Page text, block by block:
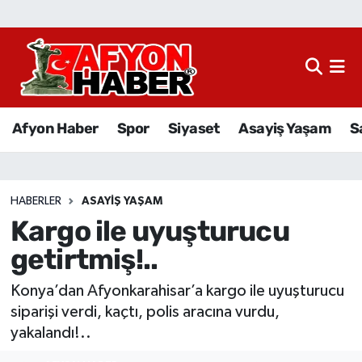
Afyon Haber Spor Siyaset Asayiş Yaşam
HABERLER ASAYIŞ YAŞAM
Kargo ile uyuşturucu
getirtmiş!..
Konya’dan Afyonkarahisar’a kargo ile uyuşturucu
siparişi verdi, kaçtı, polis aracına vurdu,
yakalandı!..
Afyon Haber
Sağlık
Eğitim
Sivil Toplum